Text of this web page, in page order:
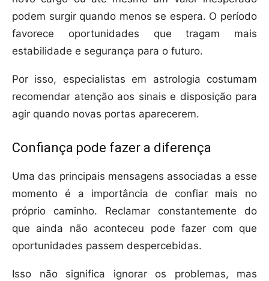
podem surgir quando menos se espera. O período
favorece oportunidades que tragam mais
estabilidade e segurança para o futuro.
Por isso, especialistas em astrologia costumam
recomendar atenção aos sinais e disposição para
agir quando novas portas aparecerem.
Confiança pode fazer a diferença
Uma das principais mensagens associadas a esse
momento é a importância de confiar mais no
próprio caminho. Reclamar constantemente do
que ainda não aconteceu pode fazer com que
oportunidades passem despercebidas.
Isso não significa ignorar os problemas, mas